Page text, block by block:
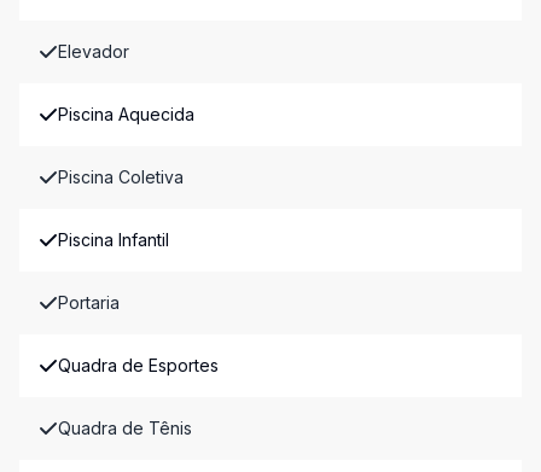
Elevador
Piscina Aquecida
Piscina Coletiva
Piscina Infantil
Portaria
Quadra de Esportes
Quadra de Tênis